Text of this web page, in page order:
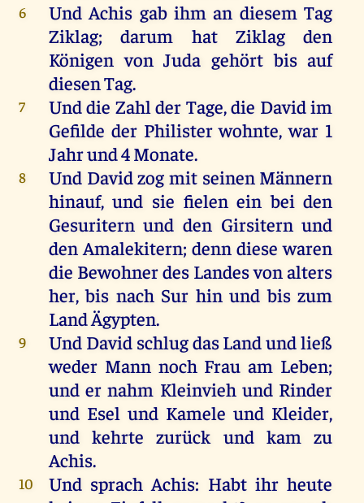
6 Und Achis gab ihm an diesem Tag
Ziklag;darum hat Ziklag
den
Königen von Juda gehört bis auf
diesenTag.
7 Unddie Zahl der Tage,die Davidim
Gefilde der Philister wohnte,war 1
Jahrund4Monate.
8 Und Davidzog mit seinen Männern
hinauf,und sie fielen ein bei den
Gesuriternund den Girsiternund
den Amalekitern; denn diese waren
die Bewohnerdes Landesvonalters
her,bis nach Sur hin und bis zum
LandÄgypten.
9 Und David schlugdasLandundließ
weder Mann noch Frau am Leben;
und er nahm Kleinvieh und Rinder
und Esel und Kamele und Kleider,
und kehrte zurück und kam zu
Achis.
10 Und sprach Achis: Habt ihr heute